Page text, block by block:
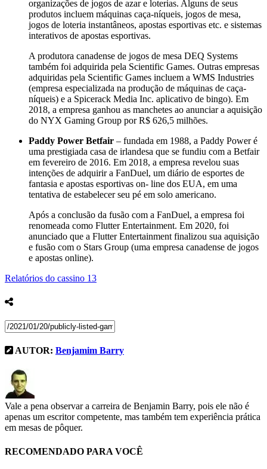
organizações de jogos de azar e loterias. Alguns de seus
produtos incluem máquinas caça-níqueis, jogos de mesa,
jogos de loteria instantâneos, apostas esportivas etc. e sistemas
interativos de apostas esportivas.
A produtora canadense de jogos de mesa DEQ Systems
também foi adquirida pela Scientific Games. Outras empresas
adquiridas pela Scientific Games incluem a WMS Industries
(empresa especializada na produção de máquinas de caça-
níqueis) e a Spicerack Media Inc. aplicativo de bingo). Em
2018, a empresa ganhou as manchetes ao anunciar a aquisição
do NYX Gaming Group por R$ 626,5 milhões.
Paddy Power Betfair – fundada em 1988, a Paddy Power é
uma prestigiada casa de irlandesa que se fundiu com a Betfair
em fevereiro de 2016. Em 2018, a empresa revelou suas
intenções de adquirir a FanDuel, um diário de esportes de
fantasia e apostas esportivas on- line dos EUA, em uma
tentativa de estabelecer seu pé em solo americano.
Após a conclusão da fusão com a FanDuel, a empresa foi
renomeada como Flutter Entertainment. Em 2020, foi
anunciado que a Flutter Entertainment finalizou sua aquisição
e fusão com o Stars Group (uma empresa canadense de jogos
e apostas online).
Relatórios do cassino 13
AUTOR: Benjamim Barry
Vale a pena observar a carreira de Benjamin Barry, pois ele não é
apenas um escritor competente, mas também tem experiência prática
em mesas de pôquer.
RECOMENDADO PARA VOCÊ